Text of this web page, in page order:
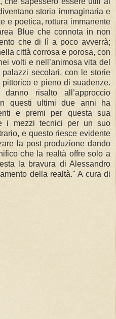
storia immaginaria e
e poetica, rottura immanente
Blue che connota in non
che di lì a poco avverrà;
città corrosa e porosa, con
volti e nell’animosa vita del
secolari, con le storie
e pieno di suadenze.
risalto all’approccio
questi ultimi due anni ha
e premi per questa sua
i mezzi tecnici per un suo
e questo riesce evidente
la post produzione dando
che la realtà offre solo a
la bravura di Alessandro
della realtà." A cura di